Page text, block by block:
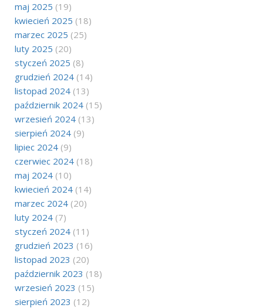
maj 2025 (19)
kwiecień 2025 (18)
marzec 2025 (25)
luty 2025 (20)
styczeń 2025 (8)
grudzień 2024 (14)
listopad 2024 (13)
październik 2024 (15)
wrzesień 2024 (13)
sierpień 2024 (9)
lipiec 2024 (9)
czerwiec 2024 (18)
maj 2024 (10)
kwiecień 2024 (14)
marzec 2024 (20)
luty 2024 (7)
styczeń 2024 (11)
grudzień 2023 (16)
listopad 2023 (20)
październik 2023 (18)
wrzesień 2023 (15)
sierpień 2023 (12)